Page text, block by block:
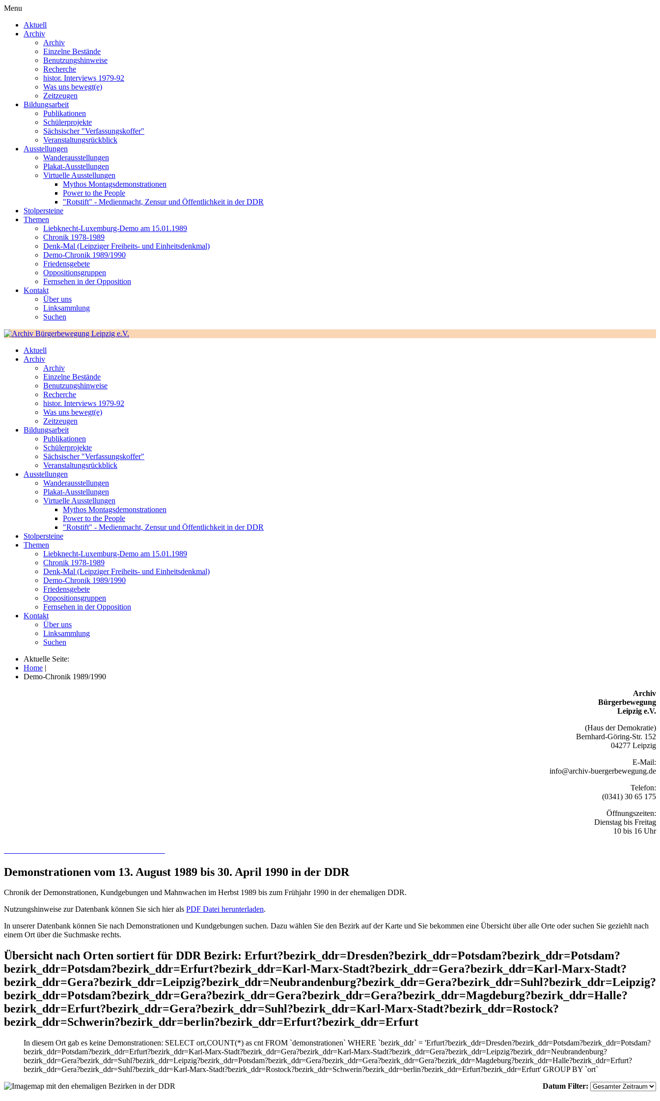
Menu
Aktuell
Archiv
Archiv
Einzelne Bestände
Benutzungshinweise
Recherche
histor. Interviews 1979-92
Was uns bewegt(e)
Zeitzeugen
Bildungsarbeit
Publikationen
Schülerprojekte
Sächsischer "Verfassungskoffer"
Veranstaltungsrückblick
Ausstellungen
Wanderausstellungen
Plakat-Ausstellungen
Virtuelle Ausstellungen
Mythos Montagsdemonstrationen
Power to the People
"Rotstift" - Medienmacht, Zensur und Öffentlichkeit in der DDR
Stolpersteine
Themen
Liebknecht-Luxemburg-Demo am 15.01.1989
Chronik 1978-1989
Denk-Mal (Leipziger Freiheits- und Einheitsdenkmal)
Demo-Chronik 1989/1990
Friedensgebete
Oppositionsgruppen
Fernsehen in der Opposition
Kontakt
Über uns
Linksammlung
Suchen
Aktuell
Archiv
Archiv
Einzelne Bestände
Benutzungshinweise
Recherche
histor. Interviews 1979-92
Was uns bewegt(e)
Zeitzeugen
Bildungsarbeit
Publikationen
Schülerprojekte
Sächsischer "Verfassungskoffer"
Veranstaltungsrückblick
Ausstellungen
Wanderausstellungen
Plakat-Ausstellungen
Virtuelle Ausstellungen
Mythos Montagsdemonstrationen
Power to the People
"Rotstift" - Medienmacht, Zensur und Öffentlichkeit in der DDR
Stolpersteine
Themen
Liebknecht-Luxemburg-Demo am 15.01.1989
Chronik 1978-1989
Denk-Mal (Leipziger Freiheits- und Einheitsdenkmal)
Demo-Chronik 1989/1990
Friedensgebete
Oppositionsgruppen
Fernsehen in der Opposition
Kontakt
Über uns
Linksammlung
Suchen
Aktuelle Seite:
Home |
Demo-Chronik 1989/1990
Archiv
Bürgerbewegung
Leipzig e.V.
(Haus der Demokratie)
Bernhard-Göring-Str. 152
04277 Leipzig
E-Mail:
info@archiv-buergerbewegung.de
Telefon:
(0341) 30 65 175
Öffnungszeiten:
Dienstag bis Freitag
10 bis 16 Uhr
Demonstrationen vom 13. August 1989 bis 30. April 1990 in der DDR
Chronik der Demonstrationen, Kundgebungen und Mahnwachen im Herbst 1989 bis zum Frühjahr 1990 in der ehemaligen DDR.
Nutzungshinweise zur Datenbank können Sie sich hier als PDF Datei herunterladen.
In unserer Datenbank können Sie nach Demonstrationen und Kundgebungen suchen. Dazu wählen Sie den Bezirk auf der Karte und Sie bekommen eine Übersicht über alle Orte oder suchen Sie geziehlt nach
einem Ort über die Suchmaske rechts.
Übersicht nach Orten sortiert für DDR Bezirk: Erfurt?bezirk_ddr=Dresden?bezirk_ddr=Potsdam?bezirk_ddr=Potsdam?
bezirk_ddr=Potsdam?bezirk_ddr=Erfurt?bezirk_ddr=Karl-Marx-Stadt?bezirk_ddr=Gera?bezirk_ddr=Karl-Marx-Stadt?
bezirk_ddr=Gera?bezirk_ddr=Leipzig?bezirk_ddr=Neubrandenburg?bezirk_ddr=Gera?bezirk_ddr=Suhl?bezirk_ddr=Leipzig?
bezirk_ddr=Potsdam?bezirk_ddr=Gera?bezirk_ddr=Gera?bezirk_ddr=Gera?bezirk_ddr=Magdeburg?bezirk_ddr=Halle?
bezirk_ddr=Erfurt?bezirk_ddr=Gera?bezirk_ddr=Suhl?bezirk_ddr=Karl-Marx-Stadt?bezirk_ddr=Rostock?
bezirk_ddr=Schwerin?bezirk_ddr=berlin?bezirk_ddr=Erfurt?bezirk_ddr=Erfurt
In diesem Ort gab es keine Demonstrationen: SELECT ort,COUNT(*) as cnt FROM `demonstrationen` WHERE `bezirk_ddr` = 'Erfurt?bezirk_ddr=Dresden?bezirk_ddr=Potsdam?bezirk_ddr=Potsdam?
bezirk_ddr=Potsdam?bezirk_ddr=Erfurt?bezirk_ddr=Karl-Marx-Stadt?bezirk_ddr=Gera?bezirk_ddr=Karl-Marx-Stadt?bezirk_ddr=Gera?bezirk_ddr=Leipzig?bezirk_ddr=Neubrandenburg?
bezirk_ddr=Gera?bezirk_ddr=Suhl?bezirk_ddr=Leipzig?bezirk_ddr=Potsdam?bezirk_ddr=Gera?bezirk_ddr=Gera?bezirk_ddr=Gera?bezirk_ddr=Magdeburg?bezirk_ddr=Halle?bezirk_ddr=Erfurt?
bezirk_ddr=Gera?bezirk_ddr=Suhl?bezirk_ddr=Karl-Marx-Stadt?bezirk_ddr=Rostock?bezirk_ddr=Schwerin?bezirk_ddr=berlin?bezirk_ddr=Erfurt?bezirk_ddr=Erfurt' GROUP BY `ort`
Datum Filter: